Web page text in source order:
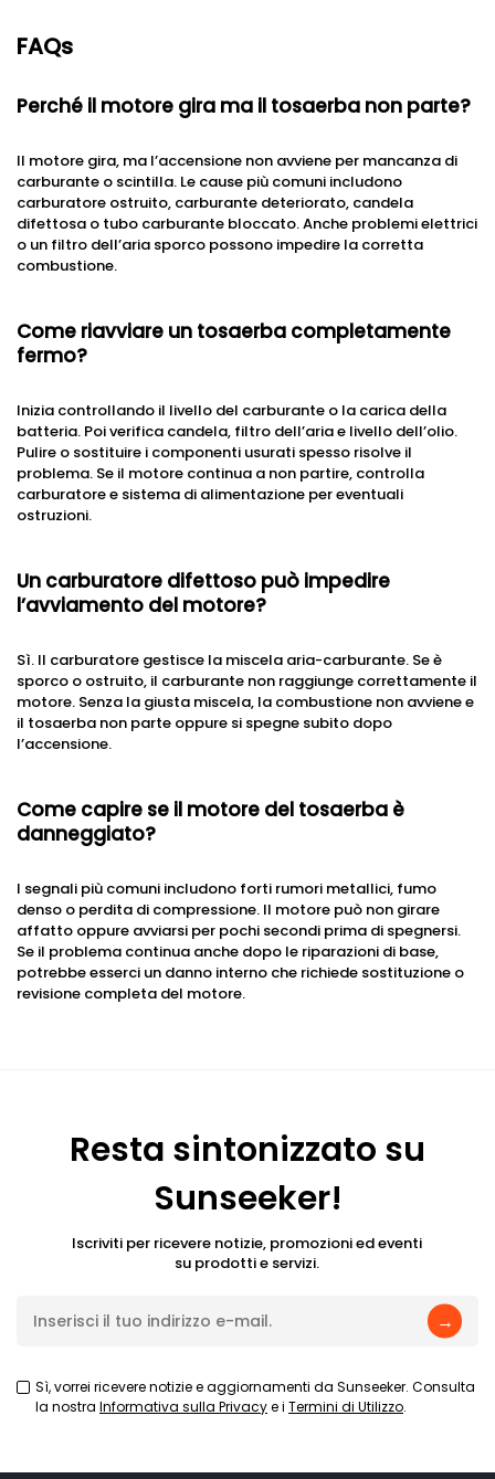
FAQs
Perché il motore gira ma il tosaerba non parte?
Il motore gira, ma l’accensione non avviene per mancanza di
carburante o scintilla. Le cause più comuni includono
carburatore ostruito, carburante deteriorato, candela
difettosa o tubo carburante bloccato. Anche problemi elettrici
o un filtro dell’aria sporco possono impedire la corretta
combustione.
Come riavviare un tosaerba completamente
fermo?
Inizia controllando il livello del carburante o la carica della
batteria. Poi verifica candela, filtro dell’aria e livello dell’olio.
Pulire o sostituire i componenti usurati spesso risolve il
problema. Se il motore continua a non partire, controlla
carburatore e sistema di alimentazione per eventuali
ostruzioni.
Un carburatore difettoso può impedire
l’avviamento del motore?
Sì. Il carburatore gestisce la miscela aria-carburante. Se è
sporco o ostruito, il carburante non raggiunge correttamente il
motore. Senza la giusta miscela, la combustione non avviene e
il tosaerba non parte oppure si spegne subito dopo
l’accensione.
Come capire se il motore del tosaerba è
danneggiato?
I segnali più comuni includono forti rumori metallici, fumo
denso o perdita di compressione. Il motore può non girare
affatto oppure avviarsi per pochi secondi prima di spegnersi.
Se il problema continua anche dopo le riparazioni di base,
potrebbe esserci un danno interno che richiede sostituzione o
revisione completa del motore.
Resta sintonizzato su
Sunseeker!
Iscriviti per ricevere notizie, promozioni ed eventi
su prodotti e servizi.
→
Sì, vorrei ricevere notizie e aggiornamenti da Sunseeker. Consulta
la nostra Informativa sulla Privacye i Termini di Utilizzo.